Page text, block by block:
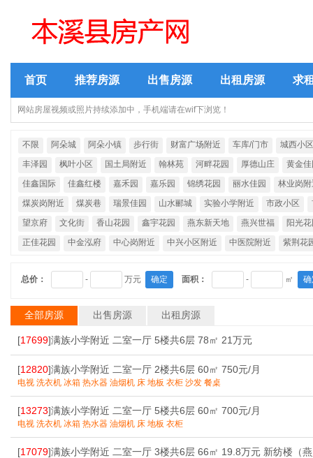
首页 推荐房源 出售房源 出租房源 求
网站房屋视频或照片持续添加中，手机端请在wif下浏览！
不限 阿朵城 阿朵小镇 步行街 财富广场附近 车库/门市
城西小区
丰泽园
枫叶小区 国土局附近 翰林苑 河畔花园 厚德山庄
黄金
佳鑫国际
佳鑫红楼 嘉禾园 嘉乐园 锦绣花园 丽水佳园
林业岗
煤炭岗附近
煤炭巷 瑞景佳园 山水郦城 实验小学附近 市政小区
望京府
文化街 香山花园 鑫宇花园 燕东新天地 燕兴世福
阳光
正佳花园
中金泓府 中心岗附近 中兴小区附近 中医院附近 紫荆花
总价： - 万元 确定 面积： - ㎡
全部房源 出售房源 出租房源
[17699]满族小学附近 二室一厅 5楼共6层 78㎡ 21万元
[12820]满族小学附近 二室一厅 2楼共6层 60㎡ 750元/月
电视 洗衣机 冰箱 热水器 油烟机 床 地板 衣柜 沙发 餐桌
[13273]满族小学附近 二室一厅 5楼共6层 60㎡ 700元/月
电视 洗衣机 冰箱 热水器 油烟机 床 地板 衣柜
[17079]满族小学附近 二室一厅 3楼共6层 66㎡ 19.8万元 新纺楼（